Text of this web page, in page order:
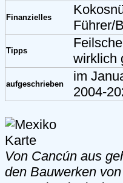
Finanzielles
Führer/
Tipps
wirklich
aufgeschrieben
im
2004-
Von Cancún aus
den Bauwerken